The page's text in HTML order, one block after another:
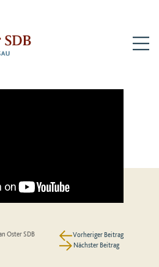
Oster SDB
Vorheriger Beitrag
Nächster Beitrag